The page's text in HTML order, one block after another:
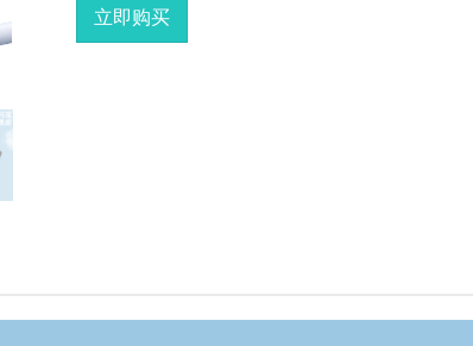
立即购买